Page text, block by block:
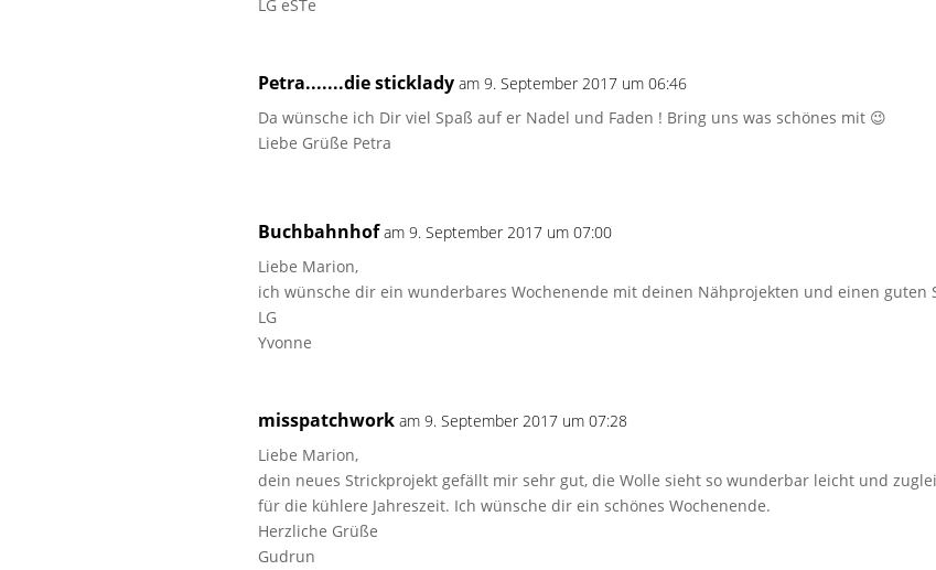
LG eSTe
Petra.......die sticklady am 9. September 2017 um 06:46
Da wünsche ich Dir viel Spaß auf er Nadel und Faden ! Bring uns was schönes mit 😉
Liebe Grüße Petra
Buchbahnhof am 9. September 2017 um 07:00
Liebe Marion,
ich wünsche dir ein wunderbares Wochenende mit deinen Nähprojekten und einen guten
LG
Yvonne
misspatchwork am 9. September 2017 um 07:28
Liebe Marion,
dein neues Strickprojekt gefällt mir sehr gut, die Wolle sieht so wunderbar leicht und
für die kühlere Jahreszeit. Ich wünsche dir ein schönes Wochenende.
Herzliche Grüße
Gudrun